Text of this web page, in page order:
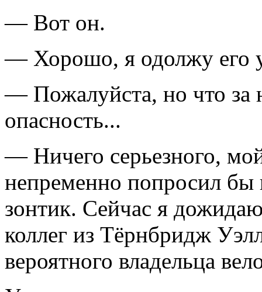
— Вот он.
— Хорошо, я одолжу его
— Пожалуйста, но что за
опасность...
— Ничего серьезного,
непременно попросил бы
зонтик. Сейчас я
коллег из Тёрнбридж
вероятного владельца